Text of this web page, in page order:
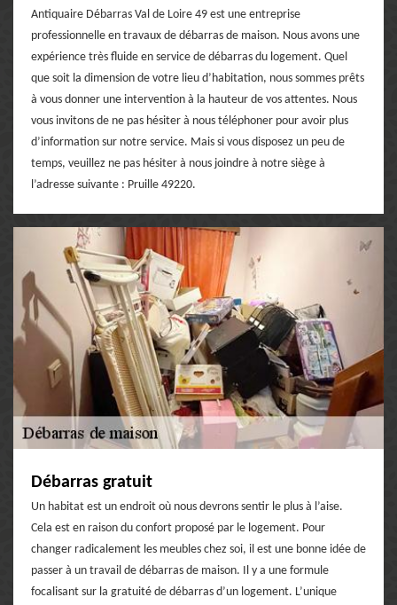
Antiquaire Débarras Val de Loire 49 est une entreprise
professionnelle en travaux de débarras de maison. Nous avons une
expérience très fluide en service de débarras du logement. Quel
que soit la dimension de votre lieu d’habitation, nous sommes prêts
à vous donner une intervention à la hauteur de vos attentes. Nous
vous invitons de ne pas hésiter à nous téléphoner pour avoir plus
d’information sur notre service. Mais si vous disposez un peu de
temps, veuillez ne pas hésiter à nous joindre à notre siège à
l’adresse suivante : Pruille 49220.
Débarras gratuit
Un habitat est un endroit où nous devrons sentir le plus à l’aise.
Cela est en raison du confort proposé par le logement. Pour
changer radicalement les meubles chez soi, il est une bonne idée de
passer à un travail de débarras de maison. Il y a une formule
focalisant sur la gratuité de débarras d’un logement. L’unique